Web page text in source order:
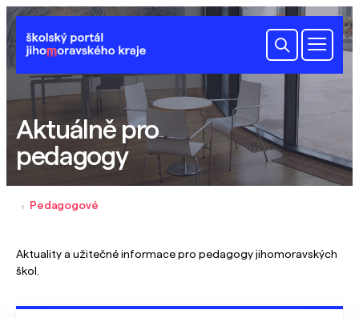
Aktuálně pro
pedagogy
Pedagogové
Aktuality a užitečné informace pro pedagogy jihomoravských
škol.